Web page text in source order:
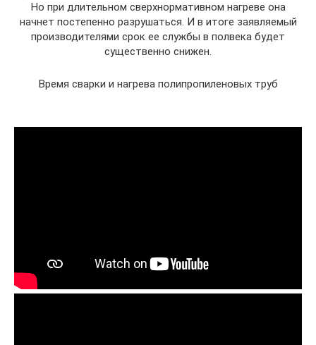
Но при длительном сверхнормативном нагреве она
начнет постепенно разрушаться. И в итоге заявляемый
производителями срок ее службы в полвека будет
существенно снижен.
Время сварки и нагрева полипропиленовых труб